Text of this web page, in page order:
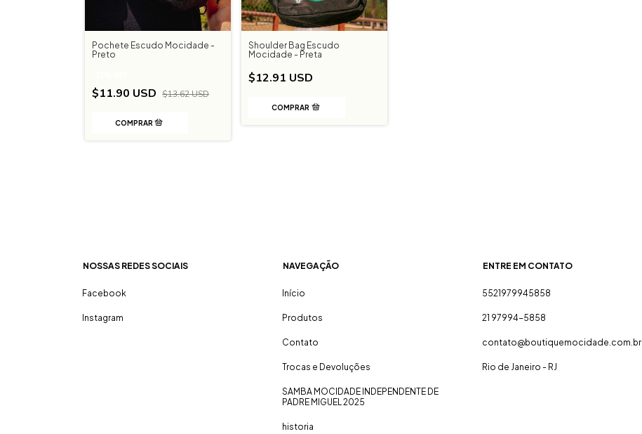
Pochete Escudo Mocidade -
Preto
$11.90 USD $13.62 USD
Shoulder Bag Escudo
Mocidade - Preta
$12.91 USD
NOSSAS REDES SOCIAIS
Facebook
Instagram
NAVEGAÇÃO
Início
Produtos
Contato
Trocas e Devoluções
SAMBA MOCIDADE INDEPENDENTE DE
PADRE MIGUEL 2025
historia
ENTRE EM CONTATO
5521979945858
21 97994-5858
contato@boutiquemocidade.com.br
Rio de Janeiro - RJ